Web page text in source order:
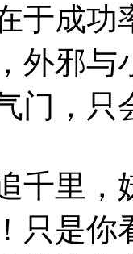
成功
外邪与
门，只
里，
只是